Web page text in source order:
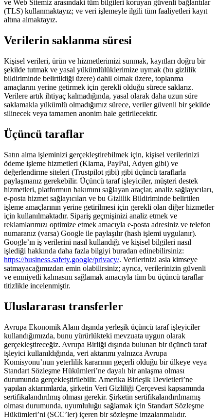
ve Web Sitemiz arasındaki tüm bilgileri koruyan güvenli bağlantılar
(TLS) kullanmaktayız; ve veri işlemeyle ilgili tüm faaliyetleri kayıt
altına almaktayız.
Verilerin saklanma süresi
Kişisel verileri, ürün ve hizmetlerimizi sunmak, kayıtları doğru bir
şekilde tutmak ve yasal yükümlülüklerimize uymak (bu gizlilik
bildiriminde belirtildiği üzere) dahil olmak üzere, toplanma
amaçlarını yerine getirmek için gerekli olduğu sürece saklarız.
Verilere artık ihtiyaç kalmadığında, yasal olarak daha uzun süre
saklamakla yükümlü olmadığımız sürece, veriler güvenli bir şekilde
silinecek veya tamamen anonim hale getirilecektir.
Üçüncü taraflar
Satın alma işleminizi gerçekleştirebilmek için, kişisel verilerinizi
ödeme işleme hizmetleri (Klarna, PayPal, Adyen gibi) ve
değerlendirme siteleri (Trustpilot gibi) gibi üçüncü taraflarla
paylaşmanız gerekebilir. Üçüncü taraf işleyiciler, müşteri destek
hizmetleri, platformun bakımını sağlayan araçlar, analiz sağlayıcıları,
e-posta hizmet sağlayıcıları ve bu Gizlilik Bildiriminde belirtilen
işleme amaçlarının yerine getirilmesi için gerekli olan diğer hizmetler
için kullanılmaktadır. Sipariş geçmişinizi analiz etmek ve
reklamlarımızı optimize etmek amacıyla e-posta adresiniz ve telefon
numaranız (varsa) Google ile paylaşılır (hash işlemi uygulanır).
Google’ın iş verilerini nasıl kullandığı ve kişisel bilgileri nasıl
işlediği hakkında daha fazla bilgiyi buradan edinebilirsiniz:
https://business.safety.google/privacy/. Verilerinizi asla kimseye
satmayacağımızdan emin olabilirsiniz; ayrıca, verilerinizin güvenli
ve emniyetli kalmasını sağlamak amacıyla tüm bu üçüncü taraflar
titizlikle incelenmiştir.
Uluslararası transferler
Avrupa Ekonomik Alanı dışında yerleşik üçüncü taraf işleyiciler
kullandığımızda, bunu yürürlükteki mevzuata uygun olarak
gerçekleştireceğiz. Avrupa Birliği dışında bulunan bir üçüncü taraf
işleyici kullanıldığında, veri aktarımı yalnızca Avrupa
Komisyonu’nun yeterlilik kararının geçerli olduğu bir ülkeye veya
Standart Sözleşme Hükümleri’ne dayalı bir anlaşma olması
durumunda gerçekleştirilebilir. Amerika Birleşik Devletleri’ne
yapılan aktarımlarda, şirketin Veri Gizliliği Çerçevesi kapsamında
sertifikalandırılmış olması gerekir. Şirketin sertifikalandırılmamış
olması durumunda, uyumluluğu sağlamak için Standart Sözleşme
Hükümleri’ni (SCC’ler) içeren bir sözleşme imzalanmalıdır.